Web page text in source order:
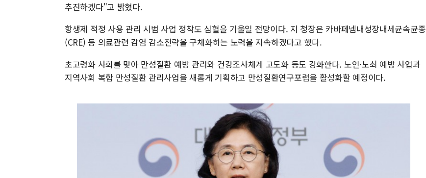
추진하겠다"고 밝혔다.
항생제 적정 사용 관리 시범 사업 정착도 심혈을 기울일 전망이다. 지 청장은 카바페넴내성장내세균속균종
(CRE) 등 의료관련 감염 감소전략을 구체화하는 노력을 지속하겠다고 했다.
초고령화 사회를 맞아 만성질환 예방 관리와 건강조사체계 고도화 등도 강화한다. 노인·노쇠 예방 사업과
지역사회 복합 만성질환 관리사업을 새롭게 기획하고 만성질환연구포럼을 활성화할 예정이다.